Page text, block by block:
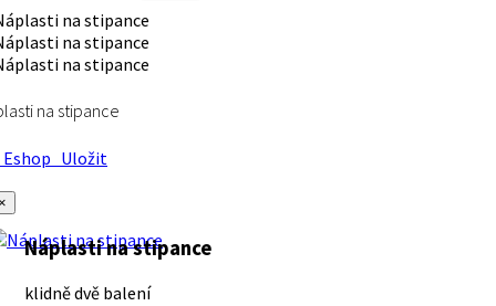
na stipance
Uložit
Náplasti na stipance
klidně dvě balení